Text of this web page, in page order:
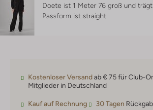
Doete ist 1 Meter 76 groß und trägt
Passform ist straight
Kostenloser Versandab € 75 für Club-
Mitglieder in Deutschland
Kauf auf Rechnung 30 Tagen